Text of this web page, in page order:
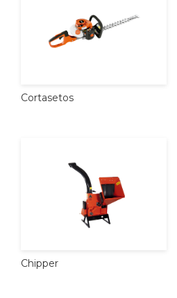
Cortasetos
Chipper